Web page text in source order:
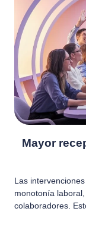
Mayor
Las
monotonía
colaboradores.